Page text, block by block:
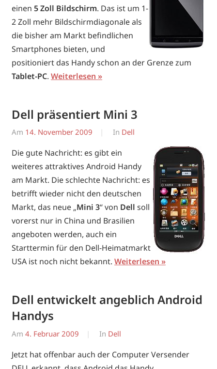
einen 5 Zoll Bildschirm. Das ist um 1-
2 Zoll mehr Bildschirmdiagonale als
die bisher am Markt befindlichen
Smartphones bieten, und
positioniert das Handy schon an der Grenze zum
Tablet-PC. Weiterlesen
Dell präsentiert Mini 3
Am 14. November 2009
Von
In Dell
Die gute Nachricht: es gibt ein
weiteres attraktives Android Handy
am Markt. Die schlechte Nachricht: es
betrifft wieder nicht den deutschen
Markt, das neue „Mini 3“ von Dell soll
vorerst nur in China und Brasilien
angeboten werden, auch ein
Starttermin für den Dell-Heimatmarkt
USA ist noch nicht bekannt. Weiterlesen
Dell entwickelt angeblich Android
Handys
Am 4. Februar 2009
Von
In Dell
Jetzt hat offenbar auch der Computer Versender